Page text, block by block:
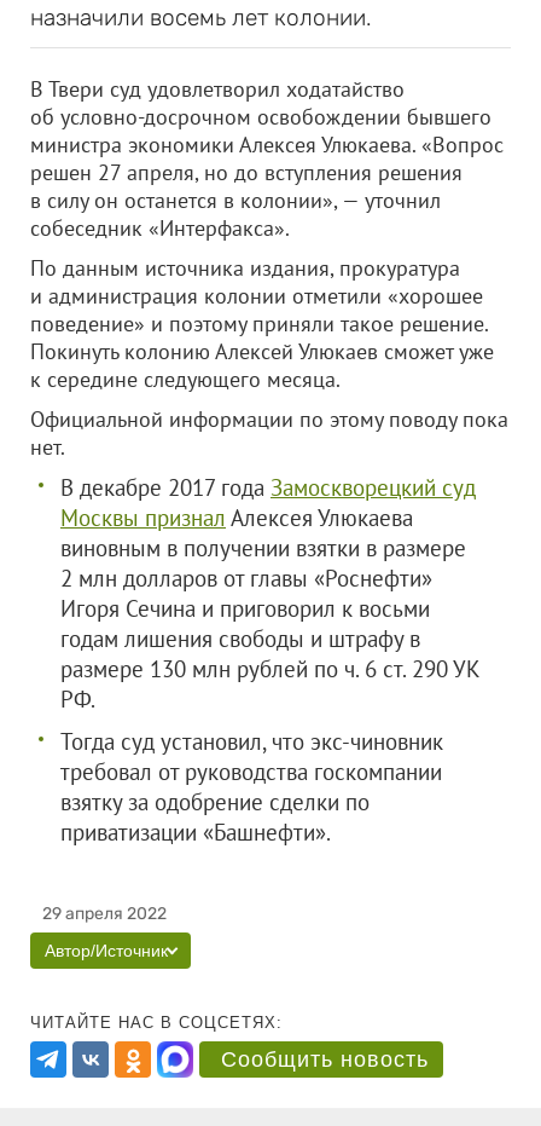
назначили восемь лет колонии.
В Твери суд удовлетворил ходатайство
об условно-досрочном освобождении бывшего
министра экономики Алексея Улюкаева. «Вопрос
решен 27 апреля, но до вступления решения
в силу он останется в колонии», — уточнил
собеседник «Интерфакса».
По данным источника издания, прокуратура
и администрация колонии отметили «хорошее
поведение» и поэтому приняли такое решение.
Покинуть колонию Алексей Улюкаев сможет уже
к середине следующего месяца.
Официальной информации по этому поводу пока
нет.
В декабре 2017 года Замоскворецкий суд
Москвы признал Алексея Улюкаева
виновным в получении взятки в размере
2 млн долларов от главы «Роснефти»
Игоря Сечина и приговорил к восьми
годам лишения свободы и штрафу в
размере 130 млн рублей по ч. 6 ст. 290 УК
РФ.
Тогда суд установил, что экс-чиновник
требовал от руководства госкомпании
взятку за одобрение сделки по
приватизации «Башнефти».
29 апреля 2022
Автор/Источник
ЧИТАЙТЕ НАС В СОЦСЕТЯХ:
Сообщить новость